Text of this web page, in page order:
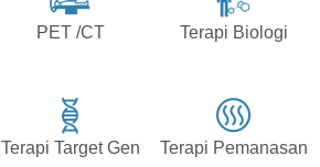
PET /CT Terapi Biologi
Terapi Target Gen Terapi Pemanasan